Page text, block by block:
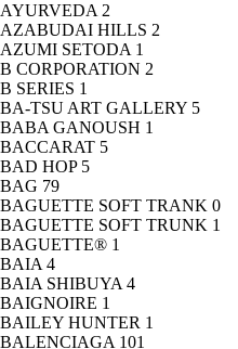
AYURVEDA 2
AZABUDAI HILLS 2
AZUMI SETODA 1
B CORPORATION 2
B SERIES 1
BA-TSU ART GALLERY 5
BABA GANOUSH 1
BACCARAT 5
BAD HOP 5
BAG 79
BAGUETTE SOFT TRANK 0
BAGUETTE SOFT TRUNK 1
BAGUETTE® 1
BAIA 4
BAIA SHIBUYA 4
BAIGNOIRE 1
BAILEY HUNTER 1
BALENCIAGA 101